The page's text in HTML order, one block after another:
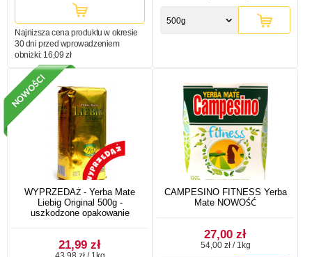
Najniższa cena produktu w okresie
30 dni przed wprowadzeniem
obniżki: 16,09 zł
500g
WYPRZEDAŻ - Yerba Mate
Liebig Original 500g -
uszkodzone opakowanie
21,99 zł
CAMPESINO FITNESS Yerba
Mate NOWOŚĆ
27,00 zł
54,00 zł / 1kg